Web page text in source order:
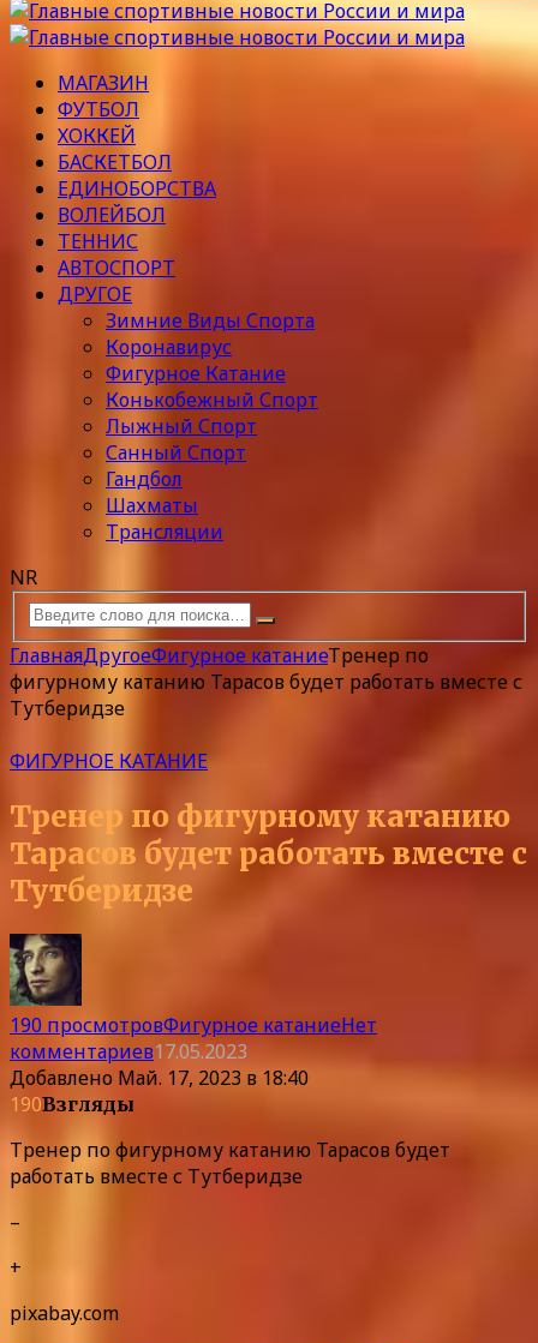
МАГАЗИН
ФУТБОЛ
ХОККЕЙ
БАСКЕТБОЛ
ЕДИНОБОРСТВА
ВОЛЕЙБОЛ
ТЕННИС
АВТОСПОРТ
ДРУГОЕ
Зимние Виды Спорта
Коронавирус
Фигурное Катание
Конькобежный Спорт
Лыжный Спорт
Санный Спорт
Гандбол
Шахматы
Трансляции
NR
ГлавнаяДругоеФигурное катаниеТренер по
фигурному катанию Тарасов будет работать вместе с
Тутберидзе
ФИГУРНОЕ КАТАНИЕ
Тренер по фигурному катанию
Тарасов будет работать вместе с
Тутберидзе
190 просмотровФигурное катаниеНет
комментариев17.05.2023
Добавлено Май. 17, 2023 в 18:40
190Взгляды
Тренер по фигурному катанию Тарасов будет
работать вместе с Тутберидзе
–
+
pixabay.com